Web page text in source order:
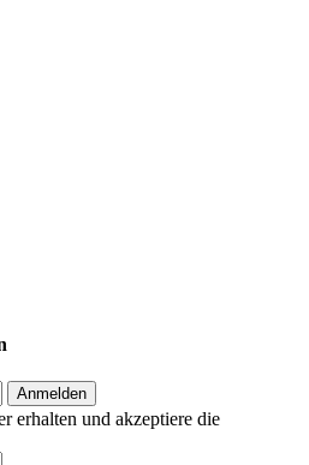
Anmelden
erhalten und akzeptiere die